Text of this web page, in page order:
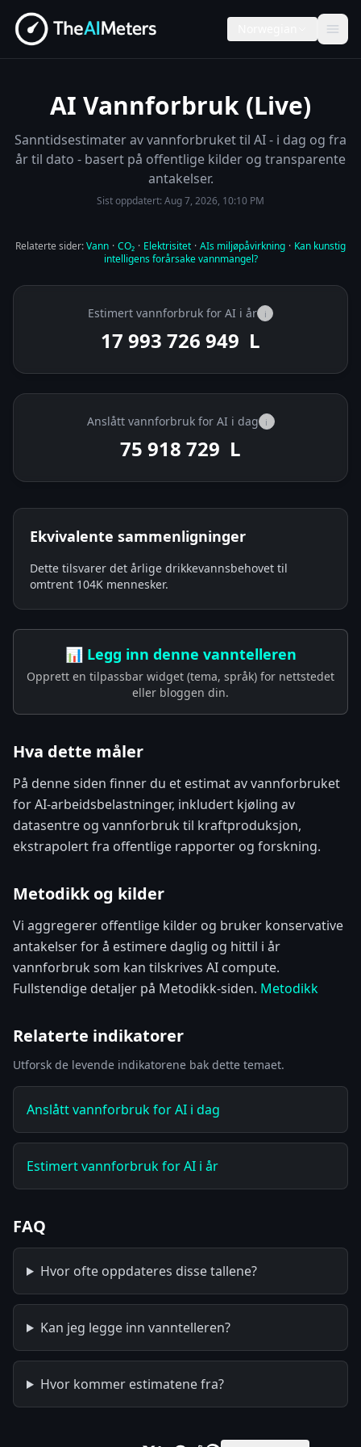
AI Vannforbruk (Live)
Sanntidsestimater av vannforbruket til AI - i dag og fra
år til dato - basert på offentlige kilder og transparente
antakelser.
Sist oppdatert:Aug 7, 2026, 10:10 PM
Relaterte sider:Vann · CO₂ · Elektrisitet · AIs miljøpåvirkning · Kan kunstig
intelligens forårsake vannmangel?
Estimert vannforbruk for AI i år i
17 993 727 091 L
Anslått vannforbruk for AI i dag i
75 918 873 L
Ekvivalente sammenligninger
Dette tilsvarer det årlige drikkevannsbehovet til
omtrent 104K mennesker.
📊 Legg inn denne vanntelleren
Opprett en tilpassbar widget (tema, språk) for nettstedet
eller bloggen din.
Hva dette måler
På denne siden finner du et estimat av vannforbruket
for AI-arbeidsbelastninger, inkludert kjøling av
datasentre og vannforbruk til kraftproduksjon,
ekstrapolert fra offentlige rapporter og forskning.
Metodikk og kilder
Vi aggregerer offentlige kilder og bruker konservative
antakelser for å estimere daglig og hittil i år
vannforbruk som kan tilskrives AI compute.
Fullstendige detaljer på Metodikk-siden. Metodikk
Relaterte indikatorer
Utforsk de levende indikatorene bak dette temaet.
Anslått vannforbruk for AI i dag
Estimert vannforbruk for AI i år
FAQ
Hvor ofte oppdateres disse tallene?
Kan jeg legge inn vanntelleren?
Hvor kommer estimatene fra?